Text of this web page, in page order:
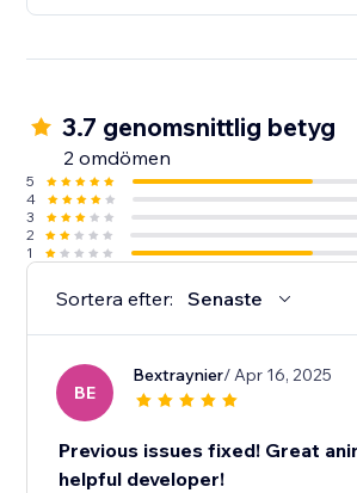
3.7 genomsnittlig betyg
2 omdömen
5
4
3
2
1
Sortera efter: Senaste
BE
Bextraynier/ Apr 16, 2025
Previous issues fixed! Great
helpful developer!